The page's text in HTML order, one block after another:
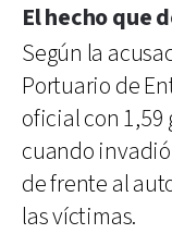
El hecho que
Según la
Portuario de
oficial con 1,59
cuando
de frente al
las víctimas.